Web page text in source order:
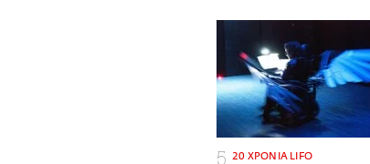
20 ΧΡΟΝΙΑ LIFO